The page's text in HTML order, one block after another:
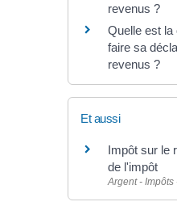
revenus ?
Quelle est la
faire sa
revenus ?
Et aussi
Impôt sur le
de l'impôt
Argent -